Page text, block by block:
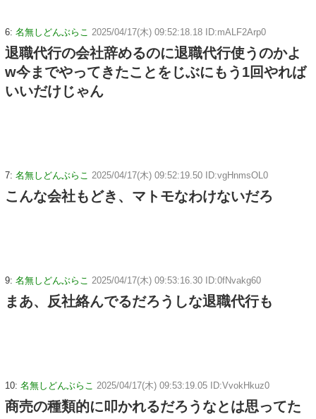
6: 名無しどんぶらこ 2025/04/17(木) 09:52:18.18 ID:mALF2Arp0
退職代行の会社辞めるのに退職代行使うのかよ
w今までやってきたことをじぶにもう1回やれば
いいだけじゃん
7: 名無しどんぶらこ 2025/04/17(木) 09:52:19.50 ID:vgHnmsOL0
こんな会社もどき、マトモなわけないだろ
9: 名無しどんぶらこ 2025/04/17(木) 09:53:16.30 ID:0fNvakg60
まあ、反社絡んでるだろうしな退職代行も
10: 名無しどんぶらこ 2025/04/17(木) 09:53:19.05 ID:VvokHkuz0
商売の種類的に叩かれるだろうなとは思ってた